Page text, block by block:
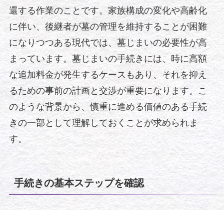
還する作業のことです。家族構成の変化や高齢化
に伴い、後継者が墓の管理を維持することが困難
になりつつある現代では、墓じまいの必要性が高
まっています。墓じまいの手続きには、時に高額
な追加料金が発生するケースもあり、それを抑え
るための事前の計画と交渉が重要になります。こ
のような背景から、慎重に進める価値のある手続
きの一部として理解しておくことが求められま
す。
手続きの基本ステップを確認